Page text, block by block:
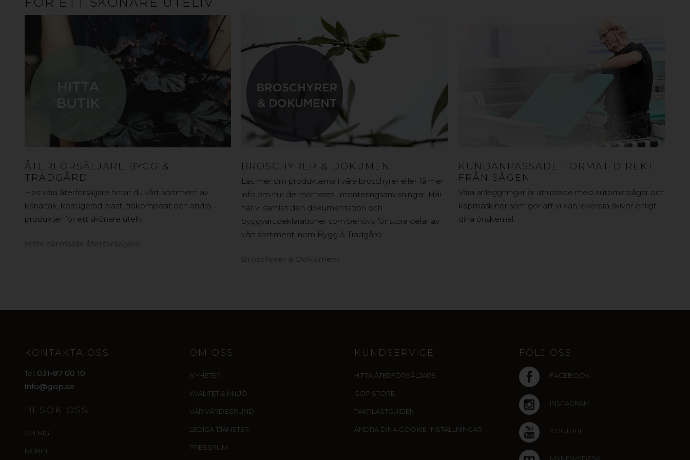
ÅTERFÖRSÄLJARE BYGG &
TRÄDGÅRD
Hos våra återförsäljare hittar du vårt sortiment av
kanaltak, korrugerad plast, träkomposit och andra
produkter för ett skönare uteliv.
Hitta närmaste återförsäljare
BROSCHYRER & DOKUMENT
Läs mer om produkterna i våra broschyrer eller få mer
info om hur de monteras i monteringsanvisningar. Här
har vi samlat den dokumentation och
byggvarudeklarationer som behövs för stora delar av
vårt sortiment inom Bygg & Trädgård.
Broschyrer & Dokument
KUNDANPASSADE FORMAT DIREKT
FRÅN SÅGEN
Våra anläggningar är utrustade med automatsågar och
kapmaskiner som gör att vi kan leverera skivor enligt
dina önskemål.
KONTAKTA OSS
Tel: 031-87 00 10
info@gop.se
BESÖK OSS
SVERIGE
NORGE
OM OSS
NYHETER
KVALITET & MILJÖ
VÅR VÄRDEGRUND
LEDIGA TJÄNSTER
PRESSRUM
KUNDSERVICE
HITTA ÅTERFÖRSÄLJARE
GOP STORE
TAKPLASTGUIDEN
ÄNDRA DINA COOKIE-INSTÄLLNINGAR
FÖLJ OSS
FACEBOOK
INSTAGRAM
YOUTUBE